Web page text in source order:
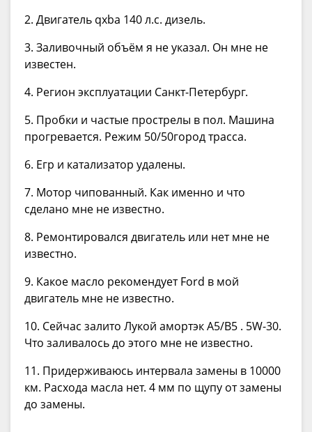
2. Двигатель qxba 140 л.с. дизель.
3. Заливочный объём я не указал. Он мне не
известен.
4. Регион эксплуатации Санкт-Петербург.
5. Пробки и частые прострелы в пол. Машина
прогревается. Режим 50/50город трасса.
6. Егр и катализатор удалены.
7. Мотор чипованный. Как именно и что
сделано мне не известно.
8. Ремонтировался двигатель или нет мне не
известно.
9. Какое масло рекомендует Ford в мой
двигатель мне не известно.
10. Сейчас залито Лукой амортэк A5/B5 . 5W-30.
Что заливалось до этого мне не известно.
11. Придерживаюсь интервала замены в 10000
км. Расхода масла нет. 4 мм по щупу от замены
до замены.